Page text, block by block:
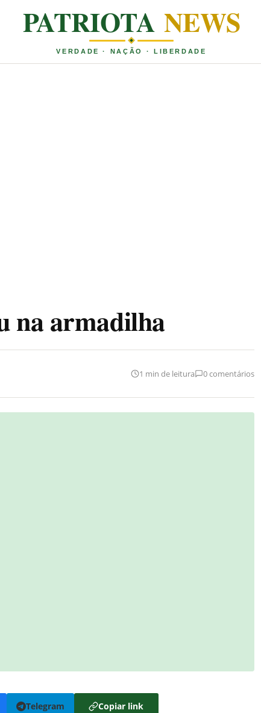
PATRIOTA NEWS
VERDADE · NAÇÃO · LIBERDADE
na armadilha
1 min de leitura 0 comentários
Telegram Copiar link